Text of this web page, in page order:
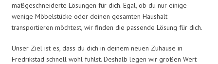
maßgeschneiderte Lösungen für dich. Egal, ob du nur einige
wenige Möbelstücke oder deinen gesamten Haushalt
transportieren möchtest, wir finden die passende Lösung für dich.
Unser Ziel ist es, dass du dich in deinem neuen Zuhause in
Fredrikstad schnell wohl fühlst. Deshalb legen wir großen Wert